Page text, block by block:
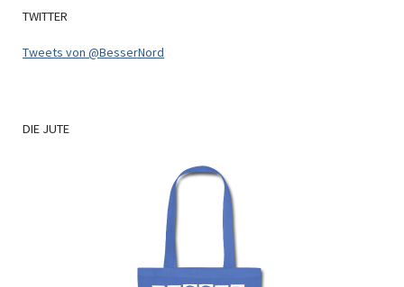
TWITTER
Tweets von @BesserNord
DIE JUTE